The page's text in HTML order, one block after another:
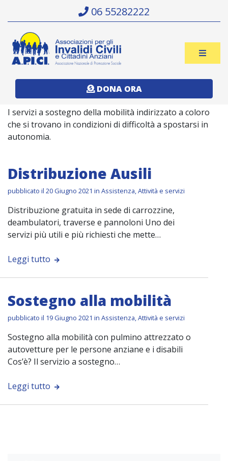
content
06 55282222
Roma
Associazione
Invalidi
Civili
e
Anziani
DONA ORA
Assistenza
I servizi a sostegno della mobilità indirizzato a coloro
che si trovano in condizioni di difficoltà a spostarsi in
autonomia.
Distribuzione Ausili
pubblicato il 20 Giugno 2021 in Assistenza,Attività e servizi
Distribuzione gratuita in sede di carrozzine,
deambulatori, traverse e pannoloni Uno dei
servizi più utili e più richiesti che mette…
Leggi tutto
Sostegno alla mobilità
pubblicato il 19 Giugno 2021 in Assistenza,Attività e servizi
Sostegno alla mobilità con pulmino attrezzato o
autovetture per le persone anziane e i disabili
Cos’è? Il servizio a sostegno…
Leggi tutto